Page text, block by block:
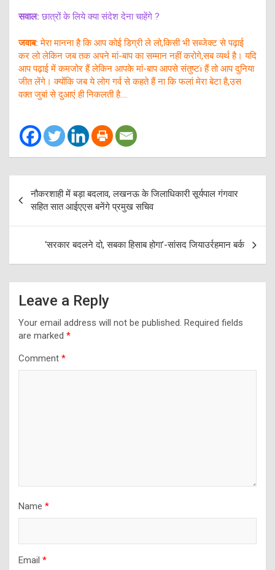
सवाल: छात्रों के लिये क्या संदेश देना चाहेंगे ?
जवाब: मेरा मानना है कि आप कोई डिग्री ले लो,किसी भी सब्जेक्ट से पढ़ाई
कर लो लेकिन जब तक अपने मां-बाप का सम्मान नहीं करोगे,सब व्यर्थ है। यदि
आप पढ़ाई में कमजोर हैं लेकिन आपके मां-बाप आपसे संतुष्टï हैं तो आप दुनिया
जीत लेंगे। क्योंकि जब ये लोग गर्व से कहते हैं ना कि फलां मेरा बेटा है,उस
वक्त जुबां से दुआएं ही निकलती है….
Post
navigation
नौकरशाही में बड़ा बदलाव, लखनऊ के जिलाधिकारी सूर्यपाल गंगवार
सहित सात आईएएस बनेंगे प्रमुख सचिव
‘सरकार बदलने दो, सबका ह‍िसाब होगा’-सांसद जियाउर्रहमान बर्क
Leave a Reply
Your email address will not be published. Required fields
are marked *
Comment *
Name *
Email *